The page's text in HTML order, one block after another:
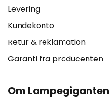
Levering
Kundekonto
Retur & reklamation
Garanti fra producenten
Om Lampegiganten